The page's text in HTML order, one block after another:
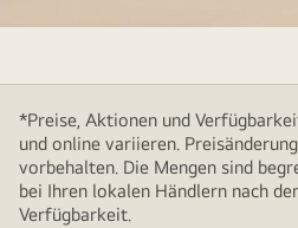
*Preise, Aktionen und
und online variieren.
vorbehalten. Die Mengen sind
bei Ihren lokalen Händlern nach
Verfügbarkeit.